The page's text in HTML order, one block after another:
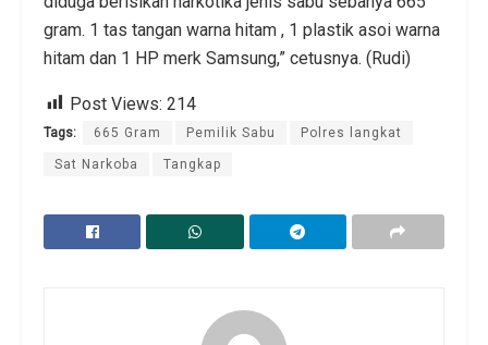
gram. 1 tas tangan warna hitam , 1 plastik asoi warna
hitam dan 1 HP merk Samsung,” cetusnya. (Rudi)
Post Views: 214
Tags: 665 Gram Pemilik Sabu Polres langkat
Sat Narkoba Tangkap